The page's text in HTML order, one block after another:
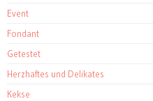
Event
Fondant
Getestet
Herzhaftes und Delikates
Kekse